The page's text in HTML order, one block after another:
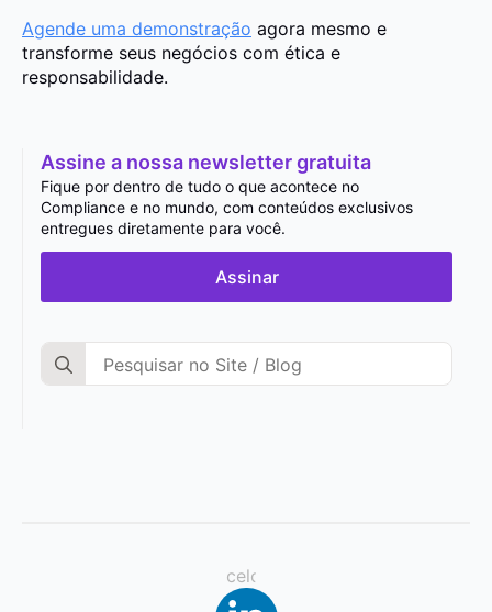
Agende uma demonstração agora mesmo e
transforme seus negócios com ética e
responsabilidade.
Assine a nossa newsletter gratuita
Fique por dentro de tudo o que acontece no
Compliance e no mundo, com conteúdos exclusivos
entregues diretamente para você.
Assinar
Search
for: